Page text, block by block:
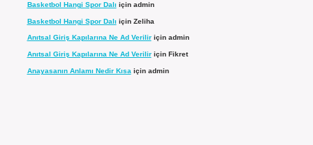
Basketbol Hangi Spor Dalı için admin
Basketbol Hangi Spor Dalı için Zeliha
Anıtsal Giriş Kapılarına Ne Ad Veriliriçin admin
Anıtsal Giriş Kapılarına Ne Ad Veriliriçin Fikret
Anayasanın Anlamı Nedir Kısa için admin